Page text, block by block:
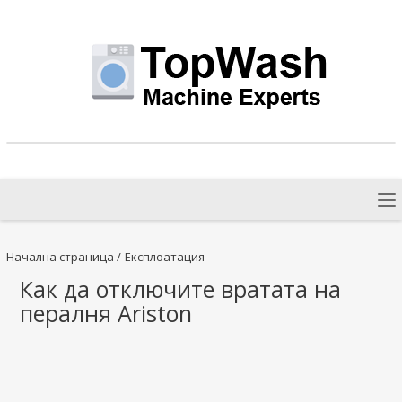
Начална страница / Експлоатация
Как да отключите вратата на
пералня Ariston